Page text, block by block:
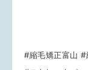
#縮毛矯正富山